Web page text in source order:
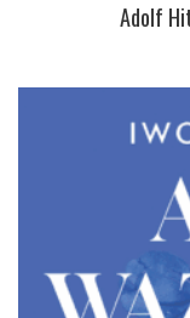
Adolf